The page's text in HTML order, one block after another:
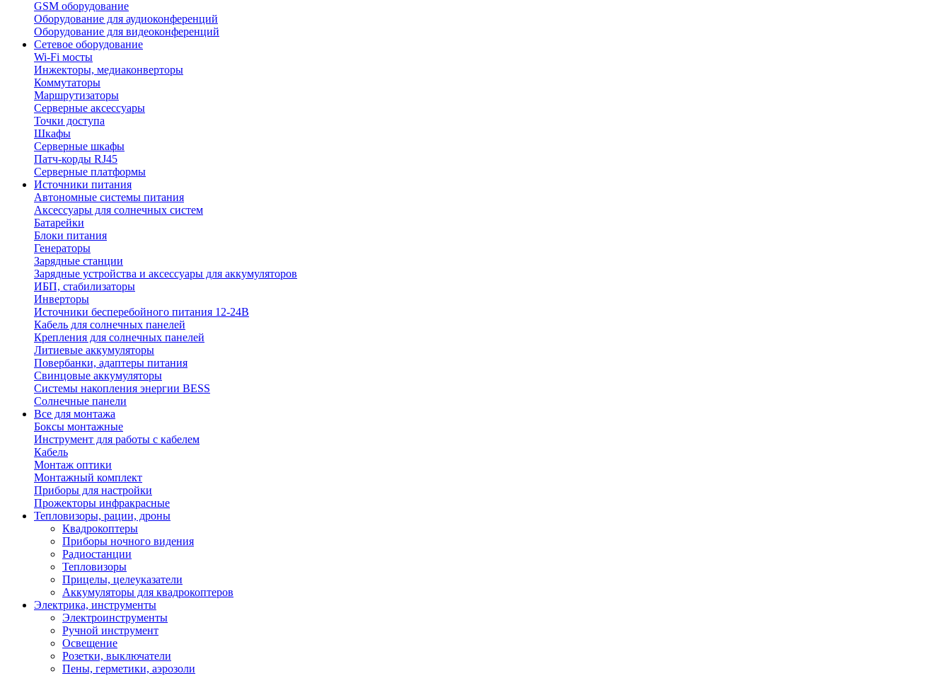
GSM оборудование
Оборудование для аудиоконференций
Оборудование для видеоконференций
Сетевое оборудование
Wi-Fi мосты
Инжекторы, медиаконверторы
Коммутаторы
Маршрутизаторы
Серверные аксессуары
Точки доступа
Шкафы
Серверные шкафы
Патч-корды RJ45
Серверные платформы
Источники питания
Автономные системы питания
Аксессуары для солнечных систем
Батарейки
Блоки питания
Генераторы
Зарядные станции
Зарядные устройства и аксессуары для аккумуляторов
ИБП, стабилизаторы
Инверторы
Источники бесперебойного питания 12-24В
Кабель для солнечных панелей
Крепления для солнечных панелей
Литиевые аккумуляторы
Повербанки, адаптеры питания
Свинцовые аккумуляторы
Системы накопления энергии BESS
Солнечные панели
Все для монтажа
Боксы монтажные
Инструмент для работы с кабелем
Кабель
Монтаж оптики
Монтажный комплект
Приборы для настройки
Прожекторы инфракрасные
Тепловизоры, рации, дроны
Квадрокоптеры
Приборы ночного видения
Радиостанции
Тепловизоры
Прицелы, целеуказатели
Аккумуляторы для квадрокоптеров
Электрика, инструменты
Электроинструменты
Ручной инструмент
Освещение
Розетки, выключатели
Пены, герметики, аэрозоли